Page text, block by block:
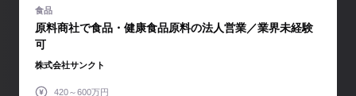
原料商社で食品・健康食品原料の法人営業／業界未経験
可
株式会社サンクト
420～600万円